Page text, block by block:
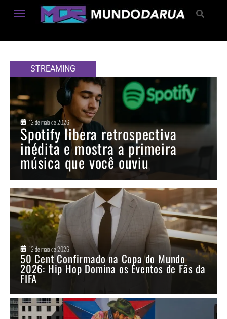
STREAMING
12 de maio de 2026
Spotify libera retrospectiva
inédita e mostra a primeira
música que você ouviu
12 de maio de 2026
50 Cent Confirmado na Copa do Mundo
2026: Hip Hop Domina os Eventos de Fãs da
FIFA